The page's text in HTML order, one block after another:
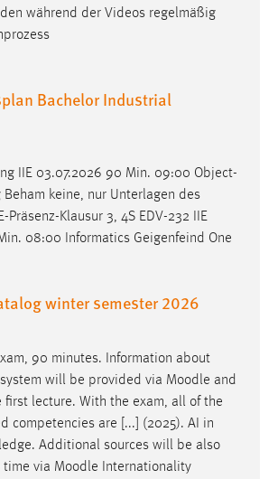
während der Videos regelmäßig
Bachelor Industrial
IIE 03.07.2026 90 Min. 09:00 Object-
keine, nur Unterlagen des
Präsenz-Klausur 3, 4S EDV-232 IIE
08:00 Informatics Geigenfeind One
winter semester 2026
90 minutes. Information about
will be provided via Moodle and
first lecture. With the exam, all of the
competencies are [...] (2025). AI in
Additional sources will be also
via Moodle Internationality